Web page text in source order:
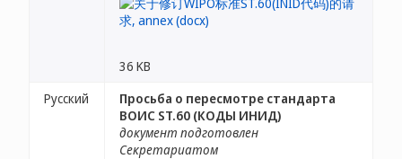
36 KB
Русский
Просьба о пересмотре стандарта
ВОИС ST.60 (КОДЫ ИНИД)
документ подготовлен
Секретариатом